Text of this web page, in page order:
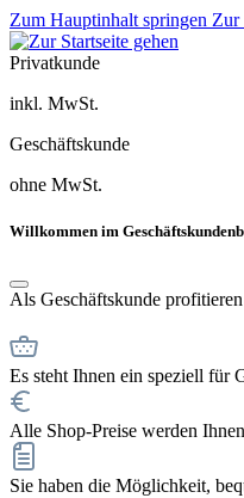
Zum Hauptinhalt springen Zur
Privatkunde
inkl. MwSt.
Geschäftskunde
ohne MwSt.
Willkommen im
Als Geschäftskunde
Es steht Ihnen ein speziell für
Alle Shop-Preise werden
Sie haben die Möglichkeit,